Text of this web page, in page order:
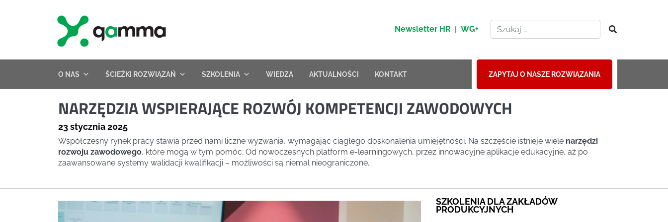
Newsletter HR | WG+
O NAS ŚCIEŻKI ROZWIĄZAŃ SZKOLENIA WIEDZA AKTUALNOŚCI KONTAKT ZAPYTAJ O NASZE ROZWIĄZANIA
NARZĘDZIA WSPIERAJĄCE ROZWÓJ KOMPETENCJI ZAWODOWYCH
23 stycznia 2025
Współczesny rynek pracy stawia przed nami liczne wyzwania, wymagając ciągłego doskonalenia umiejętności. Na szczęście istnieje wiele narzędzi
rozwoju zawodowego, które mogą w tym pomóc. Od nowoczesnych platform e-learningowych, przez innowacyjne aplikacje edukacyjne, aż po
zaawansowane systemy walidacji kwalifikacji – możliwości są niemal nieograniczone.
SZKOLENIA DLA ZAKŁADÓW
PRODUKCYJNYCH